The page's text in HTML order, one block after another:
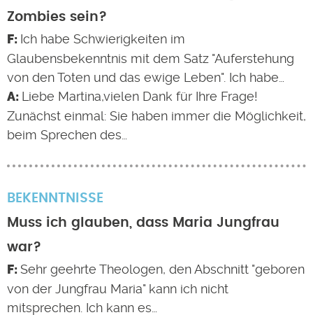
Zombies sein?
Ich habe Schwierigkeiten im
Glaubensbekenntnis mit dem Satz "Auferstehung
von den Toten und das ewige Leben". Ich habe…
Liebe Martina,vielen Dank für Ihre Frage!
Zunächst einmal: Sie haben immer die Möglichkeit,
beim Sprechen des…
BEKENNTNISSE
Muss ich glauben, dass Maria Jungfrau
war?
Sehr geehrte Theologen, den Abschnitt "geboren
von der Jungfrau Maria" kann ich nicht
mitsprechen. Ich kann es…